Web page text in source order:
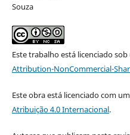
Souza
Este trabalho está licenciado sob
Attribution-NonCommercial-
Este obra está licenciado com
Atribuição 4.0 Internacional.